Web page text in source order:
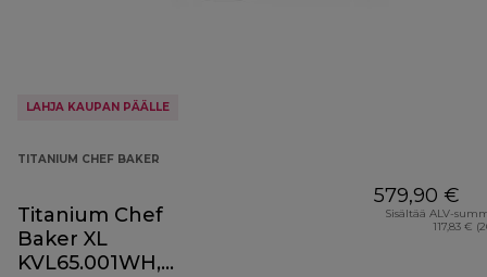
LAHJA KAUPAN PÄÄLLE
TITANIUM CHEF BAKER
Titanium Chef
Baker XL
KVL65.001WH,
579,90 €
Sisältää ALV-
117,83 €